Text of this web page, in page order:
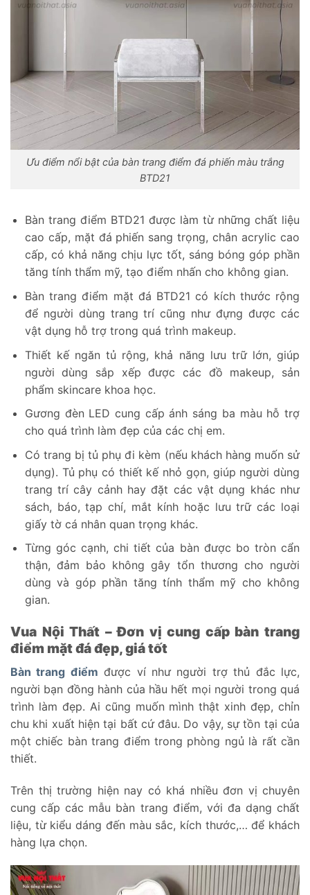
Ưu điểm nổi bật của bàn trang điểm đá phiến màu trắng
BTD21
Bàn trang điểm BTD21 được làm từ những chất liệu
cao cấp, mặt đá phiến sang trọng, chân acrylic cao
cấp, có khả năng chịu lực tốt, sáng bóng góp phần
tăng tính thẩm mỹ, tạo điểm nhấn cho không gian.
Bàn trang điểm mặt đá BTD21 có kích thước rộng
để người dùng trang trí cũng như đựng được các
vật dụng hỗ trợ trong quá trình makeup.
Thiết kế ngăn tủ rộng, khả năng lưu trữ lớn, giúp
người dùng sắp xếp được các đồ makeup, sản
phẩm skincare khoa học.
Gương đèn LED cung cấp ánh sáng ba màu hỗ trợ
cho quá trình làm đẹp của các chị em.
Có trang bị tủ phụ đi kèm (nếu khách hàng muốn sử
dụng). Tủ phụ có thiết kế nhỏ gọn, giúp người dùng
trang trí cây cảnh hay đặt các vật dụng khác như
sách, báo, tạp chí, mắt kính hoặc lưu trữ các loại
giấy tờ cá nhân quan trọng khác.
Từng góc cạnh, chi tiết của bàn được bo tròn cẩn
thận, đảm bảo không gây tổn thương cho người
dùng và góp phần tăng tính thẩm mỹ cho không
gian.
Vua Nội Thất – Đơn vị cung cấp bàn trang
điểm mặt đá đẹp, giá tốt
Bàn trang điểm được ví như người trợ thủ đắc lực,
người bạn đồng hành của hầu hết mọi người trong quá
trình làm đẹp. Ai cũng muốn mình thật xinh đẹp, chỉn
chu khi xuất hiện tại bất cứ đâu. Do vậy, sự tồn tại của
một chiếc bàn trang điểm trong phòng ngủ là rất cần
thiết.
Trên thị trường hiện nay có khá nhiều đơn vị chuyên
cung cấp các mẫu bàn trang điểm, với đa dạng chất
liệu, từ kiểu dáng đến màu sắc, kích thước,… để khách
hàng lựa chọn.